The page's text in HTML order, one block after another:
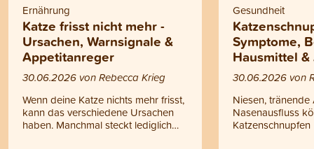
Ernährung
Katze frisst nicht mehr -
Ursachen, Warnsignale &
Appetitanreger
30.06.2026 von Rebecca Krieg
Wenn deine Katze nichts mehr frisst,
kann das verschiedene Ursachen
haben. Manchmal steckt lediglich
Gesundheit
Symptome,
Hausmittel
30.06.2026 von
Niesen,
Nasenausfluss